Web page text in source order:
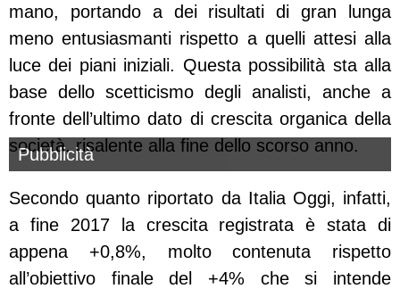
mano, portando a dei risultati di gran lunga
meno entusiasmanti rispetto a quelli attesi alla
luce dei piani iniziali. Questa possibilità sta alla
base dello scetticismo degli analisti, anche a
fronte dell’ultimo dato di crescita organica della
società, risalente alla fine dello scorso anno.
Pubblicità
Secondo quanto riportato da Italia Oggi, infatti,
a fine 2017 la crescita registrata è stata di
appena +0,8%, molto contenuta rispetto
all’obiettivo finale del +4% che si intende